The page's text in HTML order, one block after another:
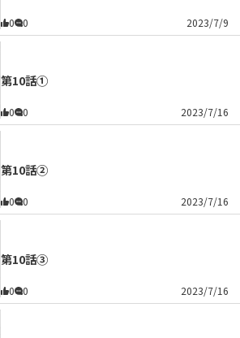
0 0 2023/7/9
第10話①
0 0 2023/7/16
第10話②
0 0 2023/7/16
第10話③
0 0 2023/7/16